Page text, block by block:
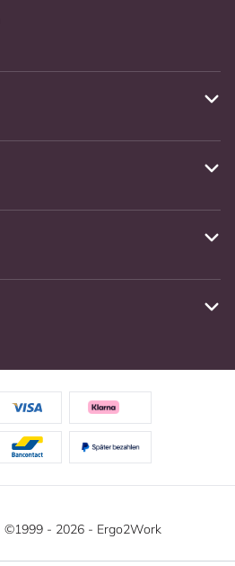
©1999 - 2026 - Ergo2Work